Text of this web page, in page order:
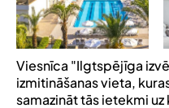
Viesnīca "Ilgtspējīga
izmitināšanas vieta,
samazināt tās ietekmi uz